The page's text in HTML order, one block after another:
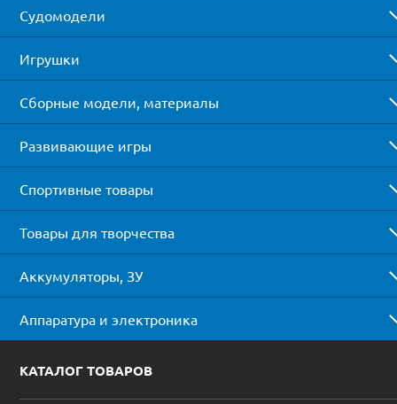
Судомодели
Игрушки
Сборные модели, материалы
Развивающие игры
Спортивные товары
Товары для творчества
Аккумуляторы, ЗУ
Аппаратура и электроника
КАТАЛОГ ТОВАРОВ